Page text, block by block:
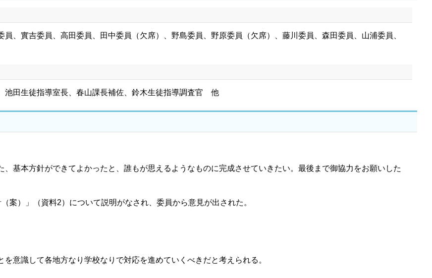
、實吉委員、高田委員、田中委員（欠席）、野島委員、野原委員（欠席）、藤川委員、森田委員、山浦委員、
池田生徒指導室長、春山課長補佐、鈴木生徒指導調査官 他
基本方針ができてよかったと、誰もが思えるようなものに完成させていきたい。最後まで御協力をお願いした
案）」（資料2）について説明がなされ、委員から意見が出された。
意識して各地方なり学校なりで対応を進めていくべきだと考えられる。